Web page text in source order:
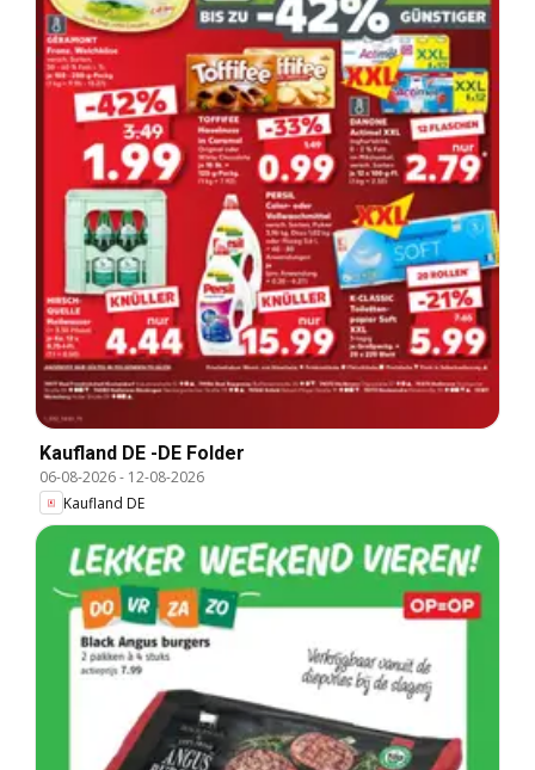
Kaufland DE -DE Folder
06-08-2026- 12-08-2026
Kaufland DE